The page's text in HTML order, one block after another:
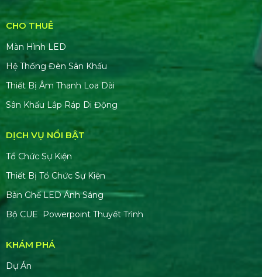
CHO THUÊ
Màn Hình LED
Hệ Thống Đèn Sân Khấu
Thiết Bị Âm Thanh Loa Dài
Sân Khấu Lắp Ráp Di Động
DỊCH VỤ NỔI BẬT
Tổ Chức Sự Kiện
Thiết Bị Tổ Chức Sự Kiện
Bàn Ghế LED Ánh Sáng
Bộ CUE Powerpoint Thuyết Trình
KHÁM PHÁ
Dự Án